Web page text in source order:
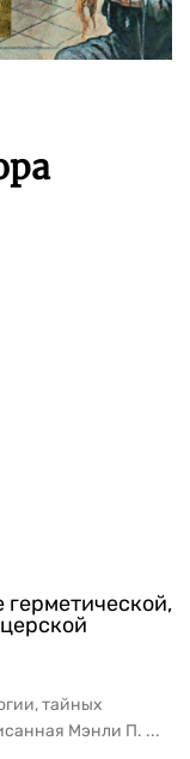
тайных
Мэнли П. ...